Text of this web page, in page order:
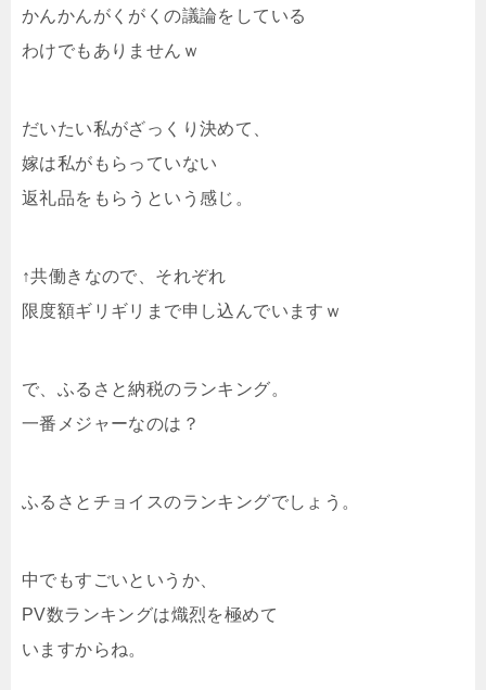
かんかんがくがくの議論をしている
わけでもありませんｗ
だいたい私がざっくり決めて、
嫁は私がもらっていない
返礼品をもらうという感じ。
↑共働きなので、それぞれ
限度額ギリギリまで申し込んでいますｗ
で、ふるさと納税のランキング。
一番メジャーなのは？
ふるさとチョイスのランキングでしょう。
中でもすごいというか、
PV数ランキングは熾烈を極めて
いますからね。